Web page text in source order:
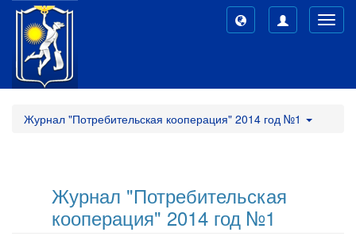
Журнал "Потребительская кооперация" 2014 год №1
Журнал "Потребительская
кооперация" 2014 год №1